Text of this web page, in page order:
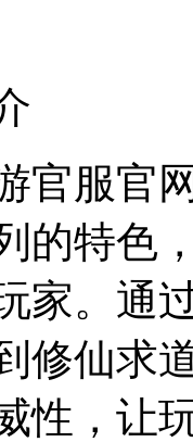
官服官
的特色
家。通
修仙求
性，让